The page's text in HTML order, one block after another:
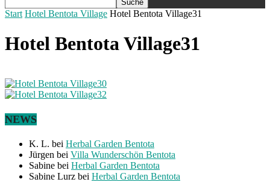
Start Hotel Bentota Village Hotel Bentota Village31
Hotel Bentota Village31
NEWS
K. L. bei Herbal Garden Bentota
Jürgen bei Villa Wunderschön Bentota
Sabine bei Herbal Garden Bentota
Sabine Lurz bei Herbal Garden Bentota